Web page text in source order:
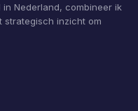
Nederland, combineer ik
strategisch inzicht om